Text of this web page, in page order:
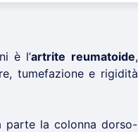
è l’artrite reumatoide,
tumefazione e rigidità
parte la colonna dorso-